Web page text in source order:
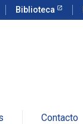
Biblioteca
Contacto